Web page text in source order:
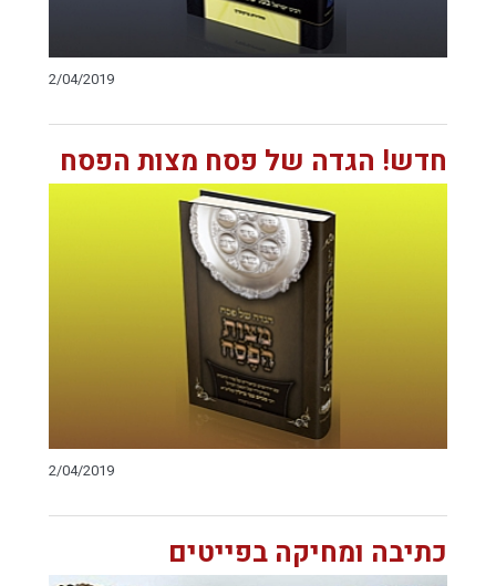
2/04/2019
חדש! הגדה של פסח מצות הפסח
2/04/2019
כתיבה ומחיקה בפייטים